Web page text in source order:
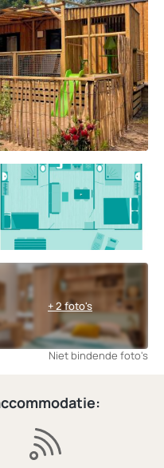
+ 2 foto's
Niet bindende foto's